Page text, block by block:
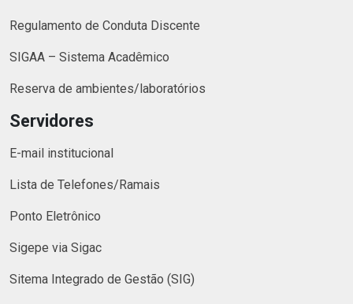
Regulamento de Conduta Discente
SIGAA – Sistema Acadêmico
Reserva de ambientes/laboratórios
Servidores
E-mail institucional
Lista de Telefones/Ramais
Ponto Eletrônico
Sigepe via Sigac
Sitema Integrado de Gestão (SIG)